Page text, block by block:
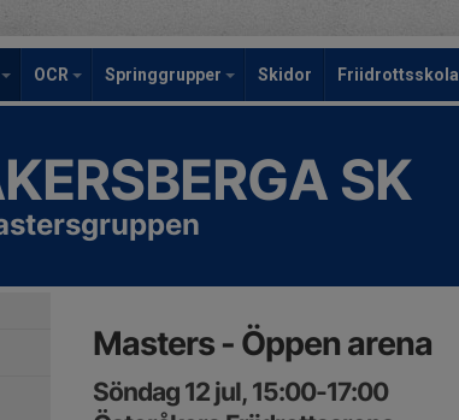
OCR Springgrupper Skidor Friidrottsskola
SK
Masters - Öppen arena
Söndag 12 jul, 15:00-17:00